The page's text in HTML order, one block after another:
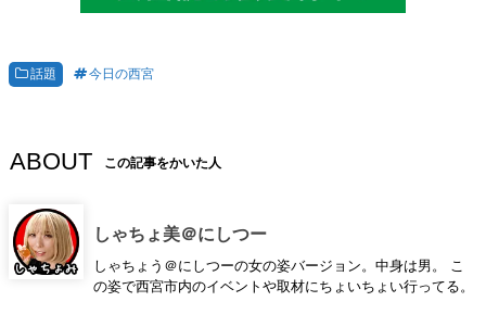
話題 今日の西宮
ABOUT この記事をかいた人
しゃちょ美＠にしつー
しゃちょう＠にしつーの女の姿バージョン。中身は男。 こ
の姿で西宮市内のイベントや取材にちょいちょい行ってる。